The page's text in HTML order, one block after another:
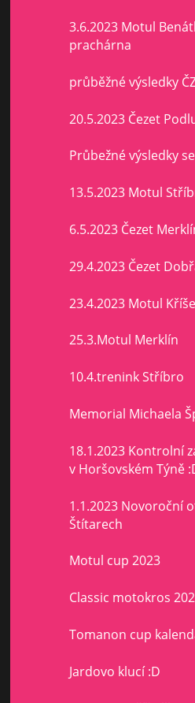
3.6.2023 Motul
prachárna
průběžné výsledky
20.5.2023 Čezet
Průbežné výsledky
13.5.2023 Motul
6.5.2023 Čezet
29.4.2023 Čezet
23.4.2023 Motul Kříše
25.3.Motul Merklín
10.4.trenink Stříbro
Memorial Michaela
18.1.2023 Kontrolní
v Horšovském Týně
1.1.2023 Novoroční
Štítarech
Motul cup 2023
Classic motokros
Tomanon cup
Jardovo klucí :D